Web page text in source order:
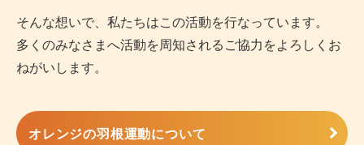
そんな想いで、私たちはこの活動を行なっています。
多くのみなさまへ活動を周知されるご協力をよろしくお
ねがいします。
オレンジの羽根運動について